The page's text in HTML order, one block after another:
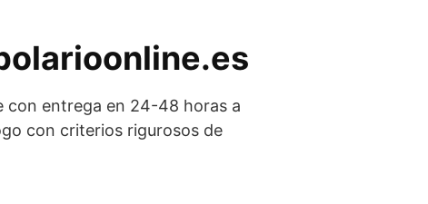
con entrega en 24-48 horas a
con criterios rigurosos de